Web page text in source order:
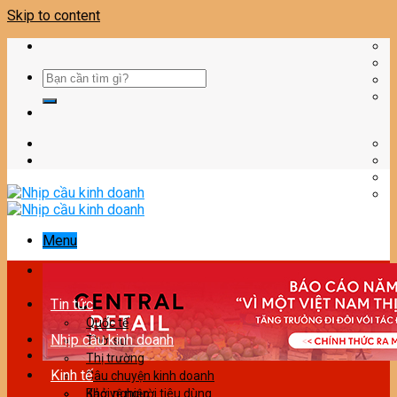
Skip to content
Menu
Tin tức
Quốc tế
Thời sự
Nhịp cầu kinh doanh
Thị trường
Câu chuyện kinh doanh
Bảo vệ người tiêu dùng
Kinh tế
Khởi nghiệp